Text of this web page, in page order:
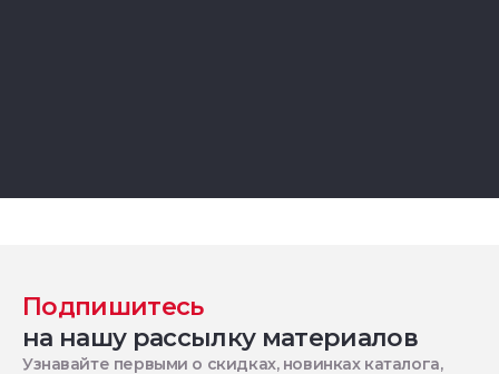
Подпишитесь
на нашу рассылку материалов
Узнавайте первыми о скидках, новинках каталога,